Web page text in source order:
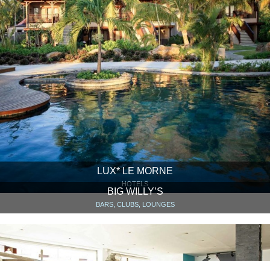
LUX* LE MORNE
HOTELS
BIG WILLY’S
BARS, CLUBS, LOUNGES